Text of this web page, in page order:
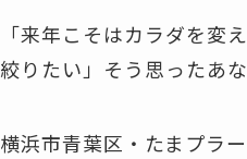
「来年こそはカラダを変
絞りたい」そう思ったあな
横浜市青葉区・たまプラ